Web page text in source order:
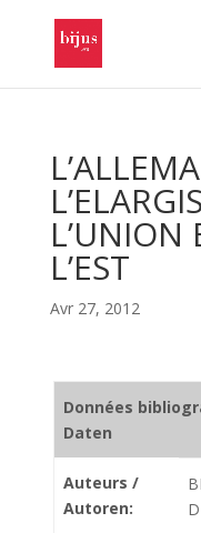
L’UNION
L’EST
Avr 27, 2012
Données
Daten
Auteurs /
Autoren: